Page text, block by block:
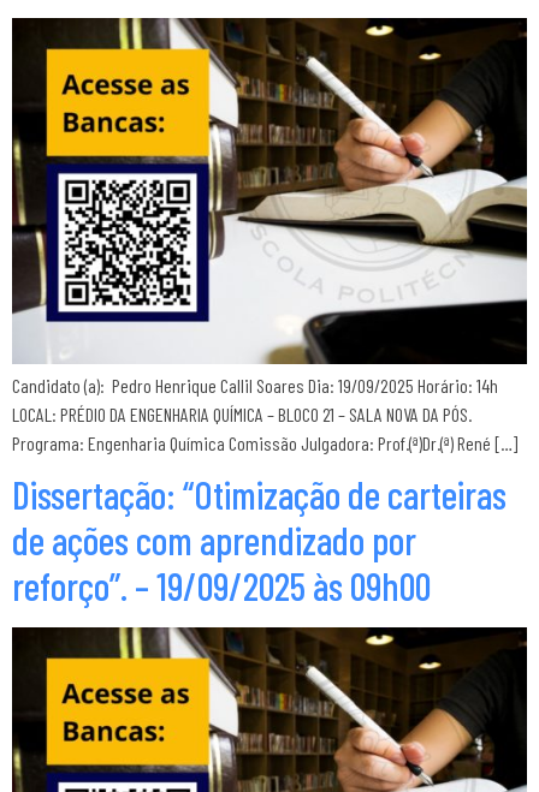
Candidato (a): Pedro Henrique Callil Soares Dia: 19/09/2025 Horário: 14h
LOCAL: PRÉDIO DA ENGENHARIA QUÍMICA – BLOCO 21 – SALA NOVA DA PÓS.
Programa: Engenharia Química Comissão Julgadora: Prof.(ª)Dr.(ª) René […]
Dissertação: “Otimização de carteiras
de ações com aprendizado por
reforço”. – 19/09/2025 às 09h00